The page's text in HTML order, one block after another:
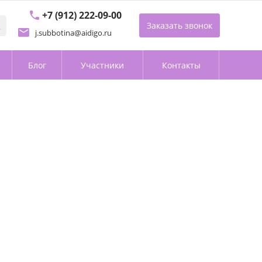
+7 (912) 222-09-00
j.subbotina@aidigo.ru
Заказать звонок
Блог Участники Контакты